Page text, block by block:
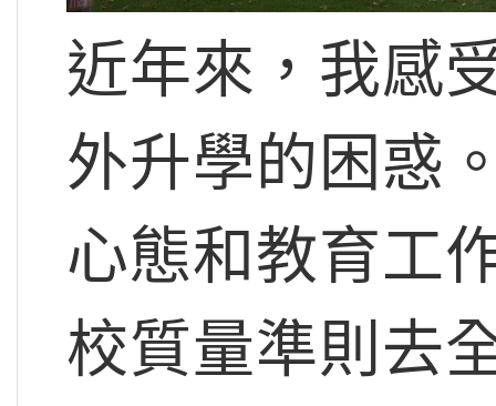
近年來，我感
外升學的困惑
心態和教育工
校質量準則去